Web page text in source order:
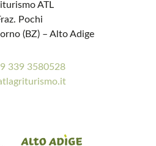
ATL
Pochi
(BZ) – Alto Adige
339 3580528